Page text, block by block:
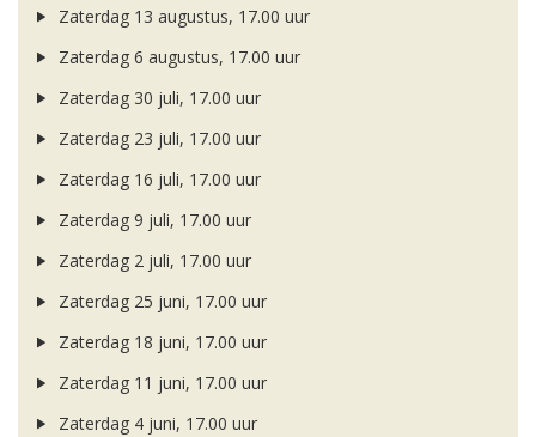
Zaterdag 13 augustus, 17.00 uur
Zaterdag 6 augustus, 17.00 uur
Zaterdag 30 juli, 17.00 uur
Zaterdag 23 juli, 17.00 uur
Zaterdag 16 juli, 17.00 uur
Zaterdag 9 juli, 17.00 uur
Zaterdag 2 juli, 17.00 uur
Zaterdag 25 juni, 17.00 uur
Zaterdag 18 juni, 17.00 uur
Zaterdag 11 juni, 17.00 uur
Zaterdag 4 juni, 17.00 uur